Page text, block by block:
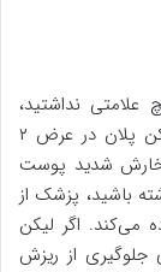
نداشتید،
احتمالاً نیاز به درمان نیست. در بیشتر موارد لیکن پلان در عرض ۲
خارش شدید پوست
باشید، پزشک از
می‌کند. اگر لیکن
جلوگیری از ریزش